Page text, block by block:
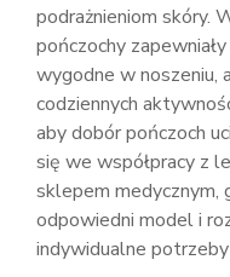
podrażnieniom skóry.
pończochy
wygodne w noszeniu,
codziennych
aby dobór pończoch
się we współpracy z
sklepem medycznym,
odpowiedni model i
indywidualne